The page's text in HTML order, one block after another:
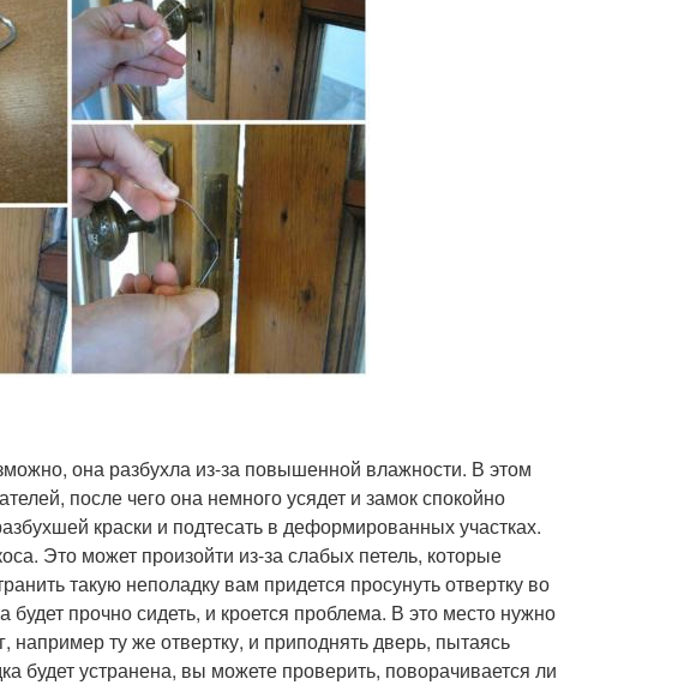
она разбухла из-за повышенной влажности. В этом
после чего она немного усядет и замок спокойно
краски и подтесать в деформированных участках.
Это может произойти из-за слабых петель, которые
такую неполадку вам придется просунуть отвертку во
прочно сидеть, и кроется проблема. В это место нужно
ту же отвертку, и приподнять дверь, пытаясь
будет устранена, вы можете проверить, поворачивается ли